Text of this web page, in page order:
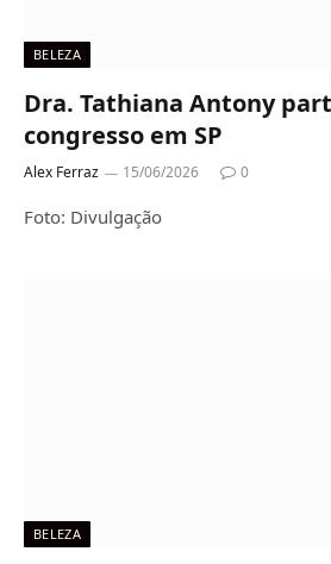
BELEZA
Dra. Tathiana Antony
congresso em SP
Alex Ferraz 15/06/2026 0
Foto: Divulgação
BELEZA